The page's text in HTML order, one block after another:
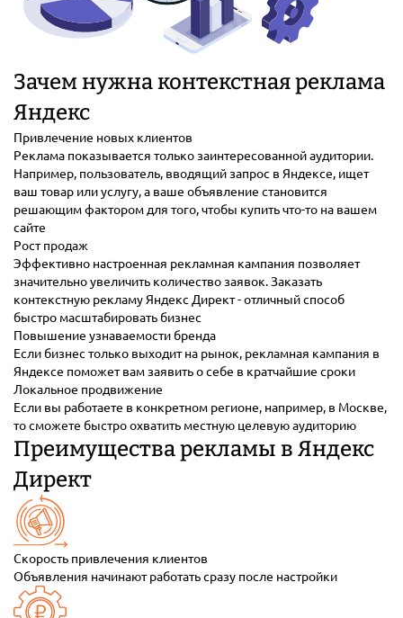
Зачем нужна контекстная реклама
Яндекс
Привлечение новых клиентов
Реклама показывается только заинтересованной аудитории.
Например, пользователь, вводящий запрос в Яндексе, ищет
ваш товар или услугу, а ваше объявление становится
решающим фактором для того, чтобы купить что-то на вашем
сайте
Рост продаж
Эффективно настроенная рекламная кампания позволяет
значительно увеличить количество заявок. Заказать
контекстную рекламу Яндекс Директ - отличный способ
быстро масштабировать бизнес
Повышение узнаваемости бренда
Если бизнес только выходит на рынок, рекламная кампания в
Яндексе поможет вам заявить о себе в кратчайшие сроки
Локальное продвижение
Если вы работаете в конкретном регионе, например, в Москве,
то сможете быстро охватить местную целевую аудиторию
Преимущества рекламы в Яндекс
Директ
Скорость привлечения клиентов
Объявления начинают работать сразу после настройки